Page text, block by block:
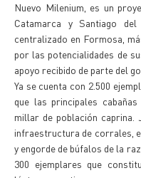
Nuevo Milenium, es un
Catamarca y Santiago
centralizado en Formosa,
por las potencialidades de
apoyo recibido de parte del
Ya se cuenta con 2.500
que las principales
millar de población caprina.
infraestructura de corrales,
y engorde de búfalos de la
300 ejemplares que